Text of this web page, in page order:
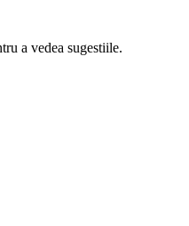
a vedea sugestiile.